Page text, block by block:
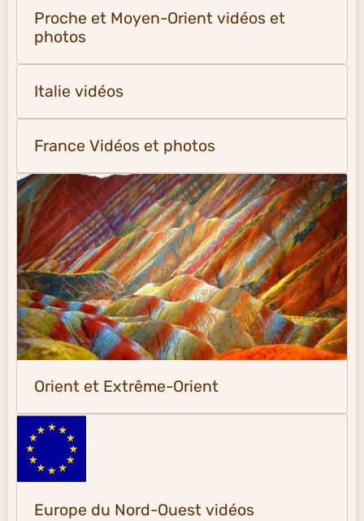
Proche et Moyen-Orient vidéos et
photos
Italie vidéos
France Vidéos et photos
Orient et Extrême-Orient
Europe du Nord-Ouest vidéos